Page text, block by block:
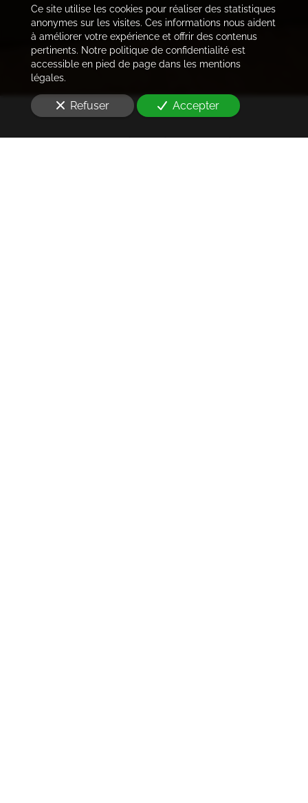
Trouver les locataires
Ce site utilise les cookies pour réaliser des statistiques
anonymes sur les visites. Ces informations nous aident
à améliorer votre expérience et offrir des contenus
pertinents. Notre politique de confidentialité est
accessible en pied de page dans les mentions
légales.
Refuser Accepter